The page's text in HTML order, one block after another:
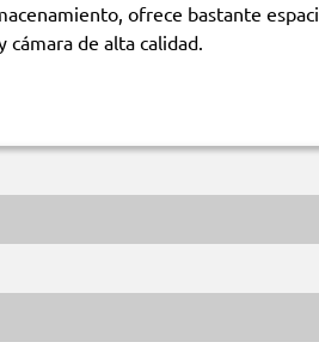
ofrece bastante
de alta calidad.